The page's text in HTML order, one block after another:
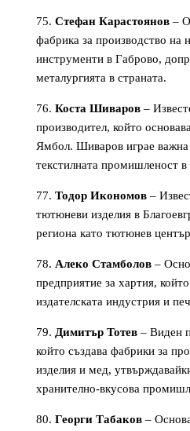
Стефан Карастоянов –
фабрика за производство на
инструменти в Габрово,
металургията в страната.
Коста Шиваров –
производител, който
Ямбол. Шиваров играе важна
текстилната промишленост
Тодор Икономов –
тютюневи изделия в
региона като тютюнев
Алеко Стамболов –
предприятие за хартия,
издателската индустрия и
Димитър Тотев – Виден
който създава фабрики за
изделия и мед,
хранително-вкусова
Георги Табаков –